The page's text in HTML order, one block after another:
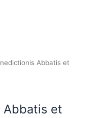
Abbatis et
Abbatis et